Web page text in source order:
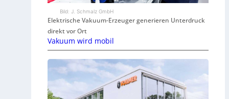
Bild: J. Schmalz GmbH
Elektrische Vakuum-Erzeuger generieren Unterdruck
direkt vor Ort
Vakuum wird mobil